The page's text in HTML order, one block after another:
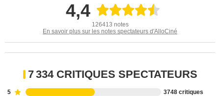
4,4
126413 notes
En savoir plus sur les notes spectateurs d'AlloCiné
7 334 CRITIQUES SPECTATEURS
5 3748 critiques